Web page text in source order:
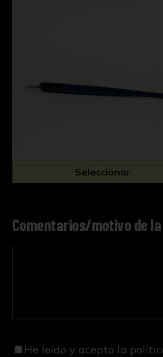
Seleccionar
Comentarios/motivo de
He leído y acepto la